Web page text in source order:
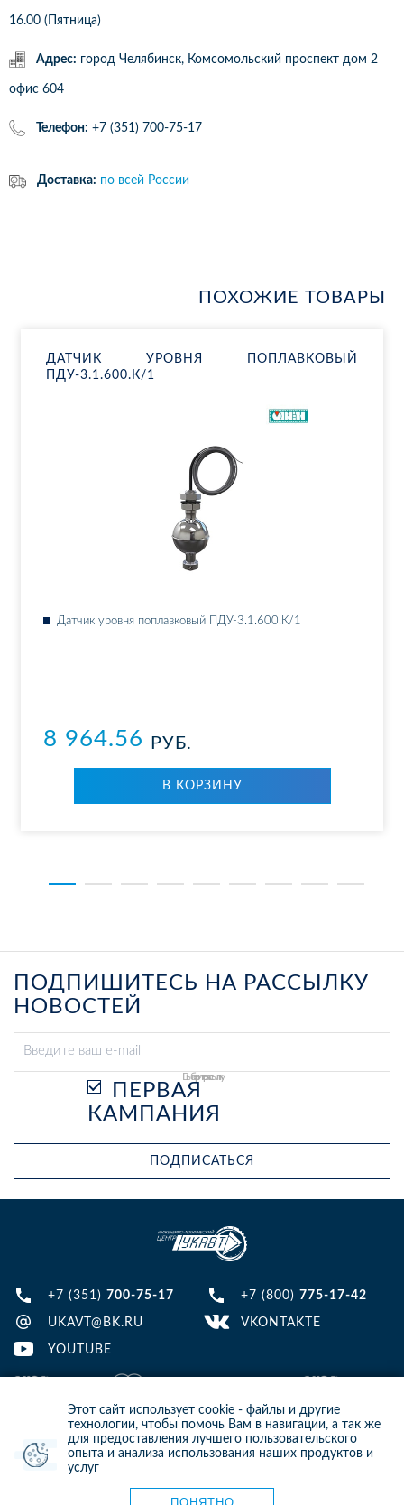
Этот сайт использует cookie - файлы и другие
технологии, чтобы помочь Вам в навигации, а так же
для предоставления лучшего пользовательского
опыта и анализа использования наших продуктов и
услуг
16.00 (Пятница)
Адрес: город Челябинск, Комсомольский проспект дом 2
офис 604
Телефон: +7 (351) 700-75-17
Доставка: по всей России
ПОХОЖИЕ ТОВАРЫ
ДАТ­ЧИК УРОВ­НЯ ПО­ПЛАВ­КО­ВЫЙ
ПДУ-3.1.600.К/1
Дат­чик уров­ня по­плав­ко­вый ПДУ-3.1.600.К/1
8 964.56 РУБ.
В КОР­ЗИ­НУ
ПОДПИШИТЕСЬ НА РАССЫЛКУ
НОВОСТЕЙ
Выберите рассылку
ПЕРВАЯ
КАМПАНИЯ
ПОДПИСАТЬСЯ
+7 (351) 700-75-17 +7 (800) 775-17-42
UKAVT@BK.RU VKONTAKTE
YOUTUBE
© 2013-2024 ООО ИТЦ УКАВТ. ИНН: 7448122124, ОГРН: 1097448007216
ИНФОРМАЦИЯ НА САЙТЕ НЕ ЯВЛЯЕТСЯ ПУБЛИЧНОЙ ОФЕРТОЙ. ДЛЯ
УТОЧНЕНИЯ ИНФОРМАЦИИ СВЯЖИТЕСЬ С НАШИМИ МЕНЕДЖЕРАМИ.